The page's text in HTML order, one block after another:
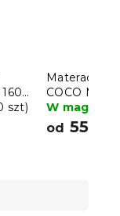
szt)
Materac
COCO
200 cm
W
od 558 zł